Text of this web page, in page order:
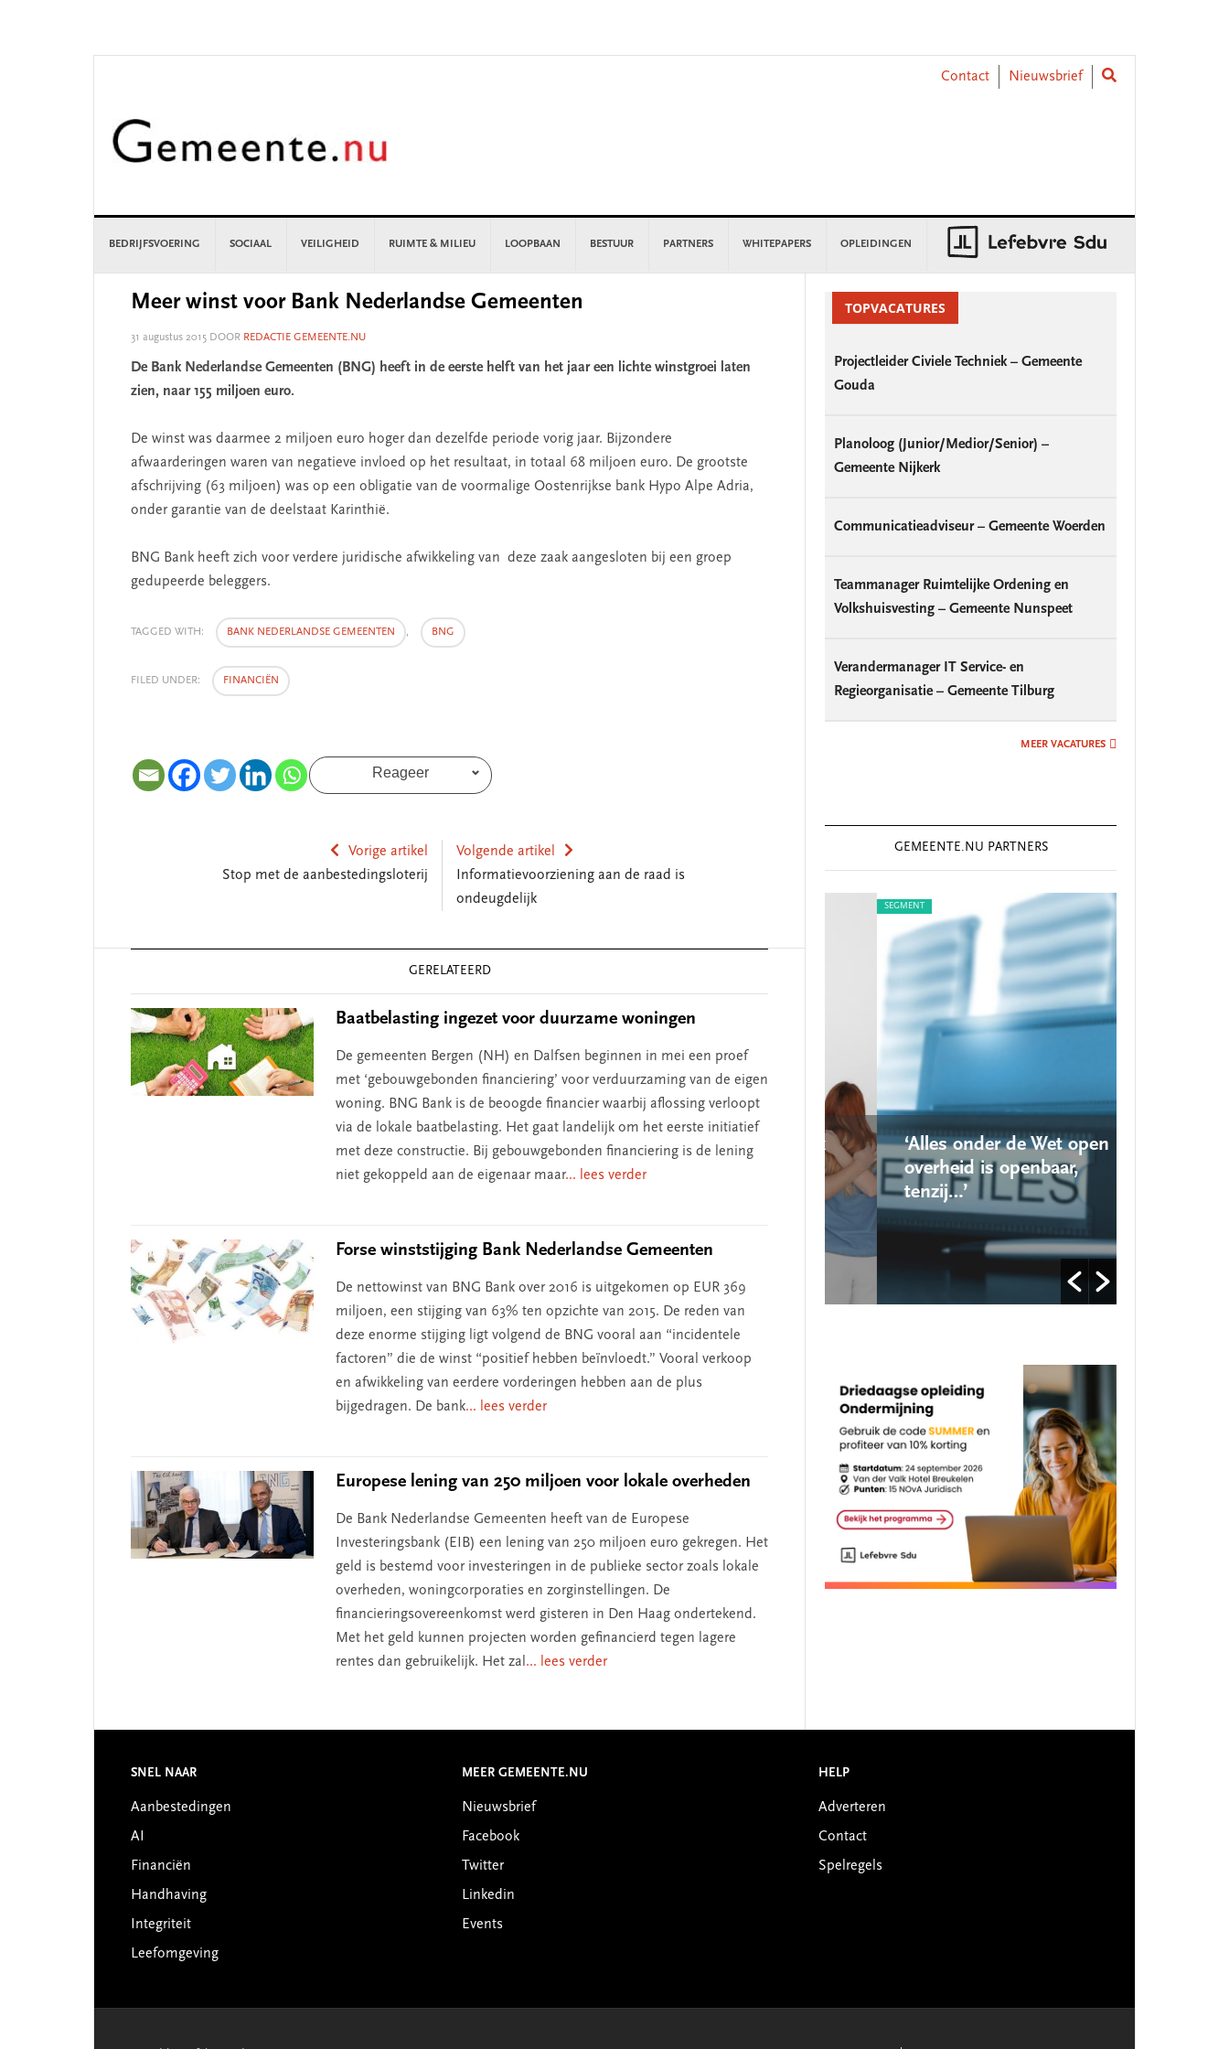
Contact
Nieuwsbrief
BEDRIJFSVOERING SOCIAAL VEILIGHEID RUIMTE & MILIEU LOOPBAAN BESTUUR PARTNERS WHITEPAPERS OPLEIDINGEN
Meer winst voor Bank Nederlandse Gemeenten
31 augustus 2015 DOOR REDACTIE GEMEENTE.NU
De Bank Nederlandse Gemeenten (BNG) heeft in de eerste helft van het jaar een lichte winstgroei laten
zien, naar 155 miljoen euro.
De winst was daarmee 2 miljoen euro hoger dan dezelfde periode vorig jaar. Bijzondere
afwaarderingen waren van negatieve invloed op het resultaat, in totaal 68 miljoen euro. De grootste
afschrijving (63 miljoen) was op een obligatie van de voormalige Oostenrijkse bank Hypo Alpe Adria,
onder garantie van de deelstaat Karinthië.
BNG Bank heeft zich voor verdere juridische afwikkeling van deze zaak aangesloten bij een groep
gedupeerde beleggers.
TAGGED WITH: BANK NEDERLANDSE GEMEENTEN , BNG
FILED UNDER: FINANCIËN
Reageer
Vorige artikel
Stop met de aanbestedingsloterij
Volgende artikel
Informatievoorziening aan de raad is
ondeugdelijk
GERELATEERD
Baatbelasting ingezet voor duurzame woningen
De gemeenten Bergen (NH) en Dalfsen beginnen in mei een proef
met ‘gebouwgebonden financiering’ voor verduurzaming van de eigen
woning. BNG Bank is de beoogde financier waarbij aflossing verloopt
via de lokale baatbelasting. Het gaat landelijk om het eerste initiatief
met deze constructie. Bij gebouwgebonden financiering is de lening
niet gekoppeld aan de eigenaar maar... lees verder
Forse winststijging Bank Nederlandse Gemeenten
De nettowinst van BNG Bank over 2016 is uitgekomen op EUR 369
miljoen, een stijging van 63% ten opzichte van 2015. De reden van
deze enorme stijging ligt volgend de BNG vooral aan “incidentele
factoren” die de winst “positief hebben beïnvloedt.” Vooral verkoop
en afwikkeling van eerdere vorderingen hebben aan de plus
bijgedragen. De bank... lees verder
Europese lening van 250 miljoen voor lokale overheden
De Bank Nederlandse Gemeenten heeft van de Europese
Investeringsbank (EIB) een lening van 250 miljoen euro gekregen. Het
geld is bestemd voor investeringen in de publieke sector zoals lokale
overheden, woningcorporaties en zorginstellingen. De
financieringsovereenkomst werd gisteren in Den Haag ondertekend.
Met het geld kunnen projecten worden gefinancierd tegen lagere
rentes dan gebruikelijk. Het zal ... lees verder
SidebarTOPVACATURES
Projectleider Civiele Techniek – Gemeente
Gouda
Planoloog (Junior/Medior/Senior) –
Gemeente Nijkerk
Communicatieadviseur – Gemeente Woerden
Teammanager Ruimtelijke Ordening en
Volkshuisvesting – Gemeente Nunspeet
Verandermanager IT Service- en
Regieorganisatie – Gemeente Tilburg
MEER VACATURES
GEMEENTE.NU PARTNERS
‘Persoonlijk leiderschap
begint bij zelfkennis’
‘Met een integrale aanpak
kun je de jeugd beter
‘Alles onder de Wet open
overheid is openbaar,
tenzij…’
Footer
SNEL NAAR
Aanbestedingen
AI
Financiën
Handhaving
Integriteit
Leefomgeving
MEER GEMEENTE.NU
Nieuwsbrief
Facebook
Twitter
Linkedin
Events
HELP
Adverteren
Contact
Spelregels